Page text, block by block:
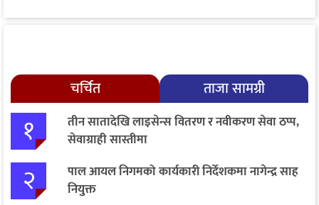
चर्चित ताजा सामग्री
१
तीन सातादेखि लाइसेन्स वितरण र नवीकरण सेवा ठप्प,
सेवाग्राही सास्तीमा
२
पाल आयल निगमको कार्यकारी निर्देशकमा नागेन्द्र साह
नियुक्त